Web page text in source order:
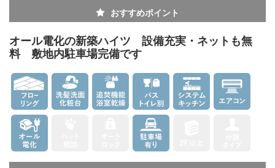
おすすめポイント
オール電化の新築ハイツ 設備充実・ネットも無
料 敷地内駐車場完備です